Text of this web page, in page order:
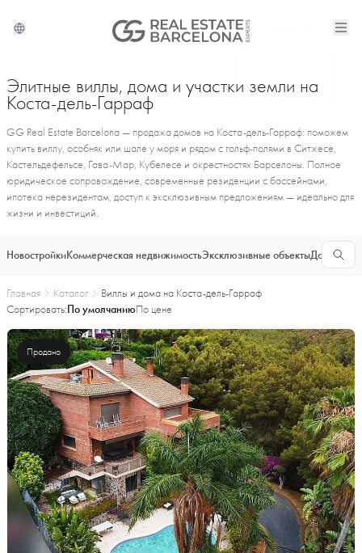
Элитные виллы, дома и участки земли на
Коста-дель-Гарраф
GG Real Estate Barcelona — продажа домов на Коста-дель-Гарраф: поможем
купить виллу, особняк или шале у моря и рядом с гольф-полями в Ситжесе,
Кастельдефельсе, Гава-Мар, Кубелесе и окрестностях Барселоны. Полное
юридическое сопровождение, современные резиденции с бассейнами,
ипотека нерезидентам, доступ к эксклюзивным предложениям — идеально для
жизни и инвестиций.
НовостройкиКоммерческая недвижимостьЭксклюзивные объекты
Главная Каталог
Виллы и дома на Коста-дель-Гарраф
Сортировать:По умолчаниюПо цене
Продано